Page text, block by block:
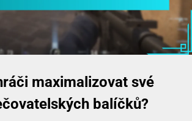
maximalizovat své
balíčků?